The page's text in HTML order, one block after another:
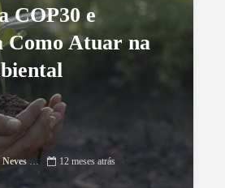
COP30 e
Como Atuar na
Fernanda de Cássia Neves Esteca 12 meses atrás